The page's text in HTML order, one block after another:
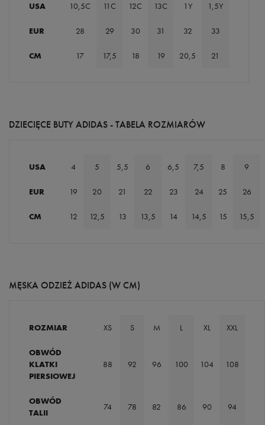
USA 10,5C 11C 12C 13C 1Y 1,5Y
EUR 28 29 30 31 32 33
CM 17 17,5 18 19 20,5 21
DZIECIĘCE BUTY ADIDAS - TABELA ROZMIARÓW
USA 4 5 5,5 6 6,5 7,5 8 9
EUR 19 20 21 22 23 24 25 26
CM 12 12,5 13 13,5 14 14,5 15 15,5
MĘSKA ODZIEŻ ADIDAS (W CM)
ROZMIAR XS S M L XL XXL
OBWÓD
KLATKI
PIERSIOWEJ
88 92 96 100 104 108
OBWÓD
TALII
74 78 82 86 90 94